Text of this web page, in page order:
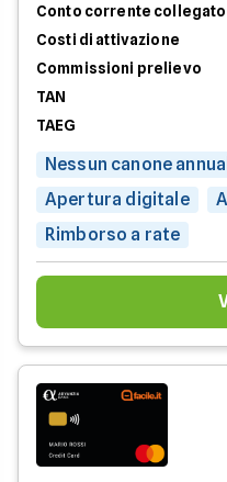
Conto corrente collegato
Costi di attivazione
Commissioni prelievo
TAN
TAEG
Nessun canone
Apertura digitale
Rimborso a rate